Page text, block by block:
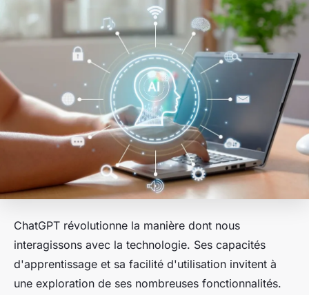
ChatGPT révolutionne la manière dont nous
interagissons avec la technologie. Ses capacités
d'apprentissage et sa facilité d'utilisation invitent à
une exploration de ses nombreuses fonctionnalités.